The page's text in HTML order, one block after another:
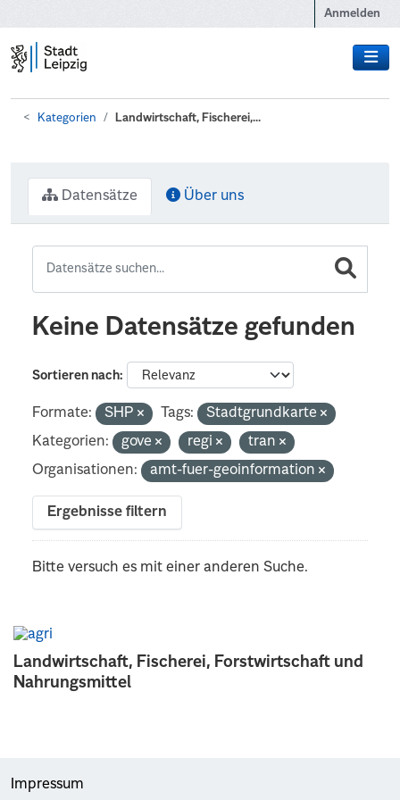
Anmelden
Kategorien Landwirtschaft, Fischerei,...
Landwirtschaft, Fischerei, Forstwirtschaft und
Nahrungsmittel
Datensätze Über uns
Keine Datensätze gefunden
Sortieren nach
Formate: SHP Tags:
Stadtgrundkarte
Kategorien:
gove regi
tran
Organisationen:
amt-fuer-geoinformation
Ergebnisse filtern
Bitte versuch es mit einer anderen Suche.
Impressum